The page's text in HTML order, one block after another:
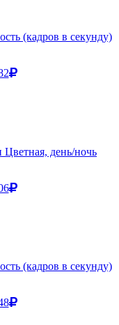
(кадров в секунду)
день/ночь
(кадров в секунду)